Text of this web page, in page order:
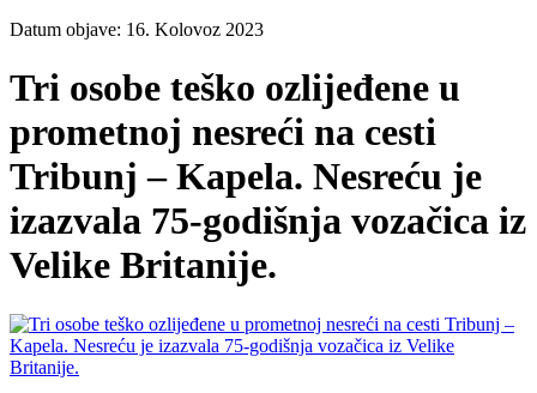
Datum objave: 16. Kolovoz 2023
Tri osobe teško ozlijeđene u
prometnoj nesreći na cesti
Tribunj – Kapela. Nesreću je
izazvala 75-godišnja vozačica iz
Velike Britanije.